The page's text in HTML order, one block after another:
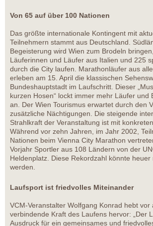
Von 65 auf über 100 Nationen
Das größte internationale Kontingent mit
Teilnehmern stammt aus Deutschland.
Begeisterung wird Wien zum Brodeln
Läuferinnen und Läufer aus Italien und 225
durch die City laufen. Marathonläufer aus
erleben am 15. April die klassischen
Bundeshauptstadt im Laufschritt. Dieser
kurzen Hosen“ lockt immer mehr Läufer und
an. Der Wien Tourismus erwartet durch den
zusätzliche Nächtigungen. Die steigende
Strahlkraft der Veranstaltung ist mit
Während vor zehn Jahren, im Jahr 2002,
Nationen beim Vienna City Marathon
Vorjahr Sportler aus 108 Ländern von der
Heldenplatz. Diese Rekordzahl könnte
werden.
Laufsport ist friedvolles Miteinander
VCM-Veranstalter Wolfgang Konrad hebt vor
verbindende Kraft des Laufens hervor: „Der
Ausdruck für ein gemeinsames und